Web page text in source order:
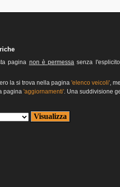
pagina non è permessa senza
la si trova nella pagina 'elenco veicoli',
pagina 'aggiornamenti'. Una suddivisione